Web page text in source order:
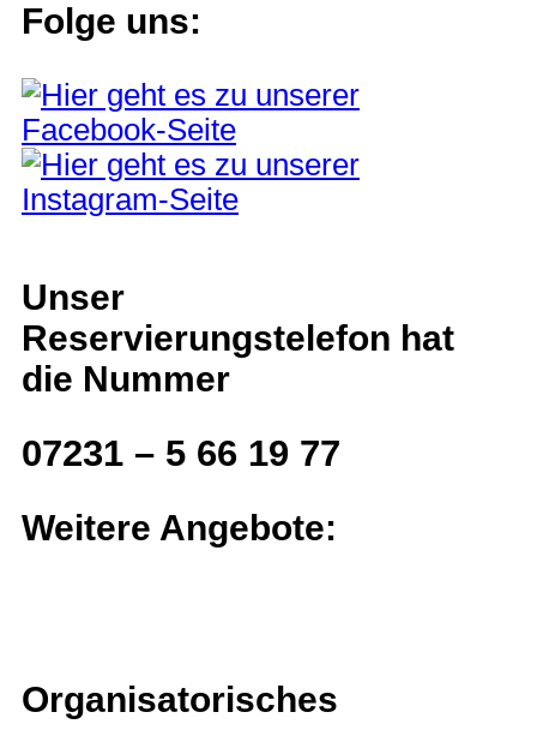
Folge uns:
Unser
Reservierungstelefon hat
die Nummer
07231 – 5 66 19 77
Weitere Angebote:
Organisatorisches